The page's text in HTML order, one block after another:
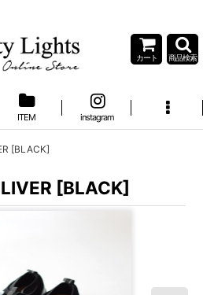
カート 商品検索
ITEM instagram
[BLACK]
[BLACK]